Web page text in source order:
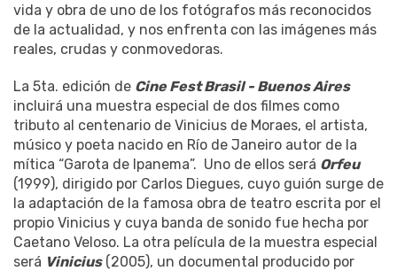
vida y obra de uno de los fotógrafos más reconocidos
de la actualidad, y nos enfrenta con las imágenes más
reales, crudas y conmovedoras.
La 5ta. edición de Cine Fest Brasil - Buenos Aires
incluirá una muestra especial de dos filmes como
tributo al centenario de Vinicius de Moraes, el artista,
músico y poeta nacido en Río de Janeiro autor de la
mítica “Garota de Ipanema”. Uno de ellos será Orfeu
(1999), dirigido por Carlos Diegues, cuyo guión surge de
la adaptación de la famosa obra de teatro escrita por el
propio Vinicius y cuya banda de sonido fue hecha por
Caetano Veloso. La otra película de la muestra especial
será Vinicius(2005), un documental producido por